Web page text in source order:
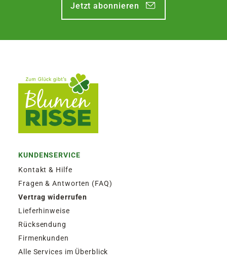
Jetzt abonnieren
KUNDENSERVICE
Kontakt & Hilfe
Fragen & Antworten (FAQ)
Vertrag widerrufen
Lieferhinweise
Rücksendung
Firmenkunden
Alle Services im Überblick